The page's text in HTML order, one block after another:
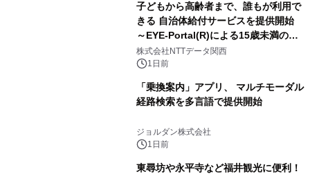
子どもから高齢者まで、誰もが利用で
きる 自治体給付サービスを提供開始
～EYE-Portal(R)による15歳未満の本
人認証と デジタルデバイド対策で実現
～
株式会社NTTデータ関西
1日前
「乗換案内」アプリ、 マルチモーダル
経路検索を多言語で提供開始
ジョルダン株式会社
1日前
東尋坊や永平寺など福井観光に便利！